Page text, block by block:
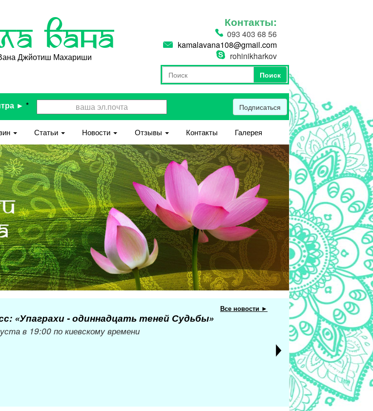
Вана
Джйотиш Махариши
Контакты:
093 403 68 56
kamalavana108@gmail.com
rohinikharkov
Форма поиска
Поиск
Поиск
► * Подписаться
Статьи Новости Отзывы Контакты Галерея
Все новости ►
«Упаграхи - одиннадцать теней Судьбы»
в 19:00 по киевскому времени